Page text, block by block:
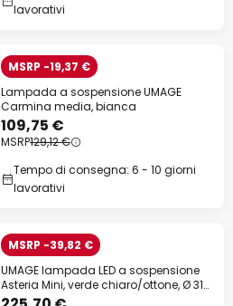
lavorativi
MSRP -19,37 €
Lampada a sospensione UMAGE
Carmina media, bianca
109,75 €
MSRP129,12 €
Tempo di consegna: 6 - 10 giorni
lavorativi
MSRP -39,82 €
UMAGE lampada LED a sospensione
Asteria Mini, verde chiaro/ottone, Ø 31
cm